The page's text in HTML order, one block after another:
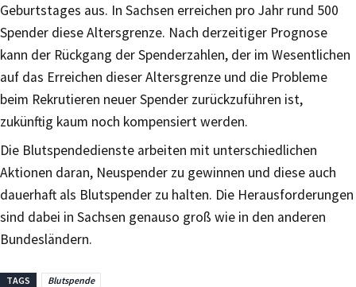
Geburtstages aus. In Sachsen erreichen pro Jahr rund 500
Spender diese Altersgrenze. Nach derzeitiger Prognose
kann der Rückgang der Spenderzahlen, der im Wesentlichen
auf das Erreichen dieser Altersgrenze und die Probleme
beim Rekrutieren neuer Spender zurückzuführen ist,
zukünftig kaum noch kompensiert werden.
Die Blutspendedienste arbeiten mit unterschiedlichen
Aktionen daran, Neuspender zu gewinnen und diese auch
dauerhaft als Blutspender zu halten. Die Herausforderungen
sind dabei in Sachsen genauso groß wie in den anderen
Bundesländern.
TAGS Blutspende